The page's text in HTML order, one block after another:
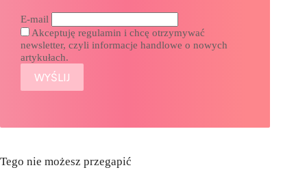
E-mail
Akceptuję regulamin i chcę otrzymywać
newsletter, czyli informacje handlowe o nowych
artykułach.
Tego nie możesz przegapić